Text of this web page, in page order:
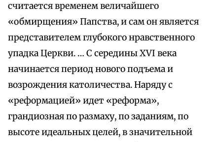
считается временем величайшего
«обмирщения» Папства, и сам он является
представителем глубокого нравственного
упадка Церкви. … С середины XVI века
начинается период нового подъема и
возрождения католичества. Наряду с
«реформацией» идет «реформа»,
грандиозная по размаху, по заданиям, по
высоте идеальных целей, в значительной